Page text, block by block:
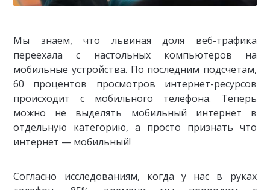
Мы знаем, что львиная доля веб-трафика
переехала с настольных компьютеров на
мобильные устройства. По последним подсчетам,
60 процентов просмотров интернет-ресурсов
происходит с мобильного телефона. Теперь
можно не выделять мобильный интернет в
отдельную категорию, а просто признать что
интернет — мобильный!
Согласно исследованиям, когда у нас в руках